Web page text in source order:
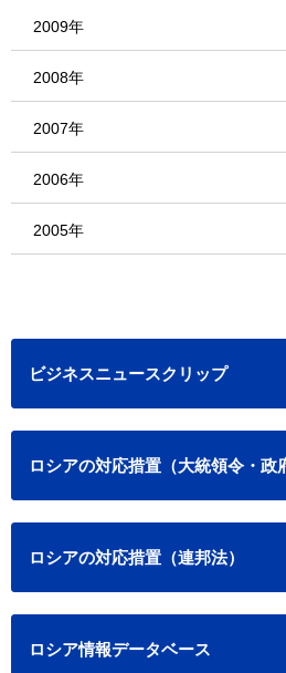
2009年
2008年
2007年
2006年
2005年
ビジネスニュースクリップ
ロシアの対応措置（大統領令・政
ロシアの対応措置（連邦法）
ロシア情報データベース